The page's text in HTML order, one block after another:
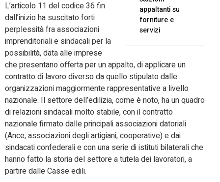
appaltanti su
forniture e
servizi
L’articolo 11 del codice 36 fin
dall’inizio ha suscitato forti
perplessità fra associazioni
imprenditoriali e sindacali per la
possibilità, data alle imprese
che presentano offerta per un appalto, di applicare un
contratto di lavoro diverso da quello stipulato dalle
organizzazioni maggiormente rappresentative a livello
nazionale. Il settore dell’edilizia, come è noto, ha un quadro
di relazioni sindacali molto stabile, con il contratto
nazionale firmato dalle principali associazioni datoriali
(Ance, associazioni degli artigiani, cooperative) e dai
sindacati confederali e con una serie di istituti bilaterali che
hanno fatto la storia del settore a tutela dei lavoratori, a
partire dalle Casse edili.